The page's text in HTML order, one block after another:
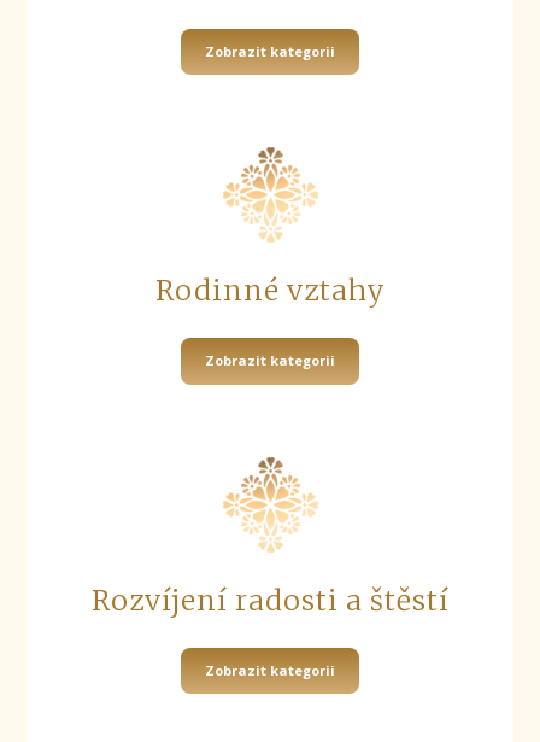
Zobrazit kategorii
Rodinné vztahy
Zobrazit kategorii
Rozvíjení radosti a štěstí
Zobrazit kategorii